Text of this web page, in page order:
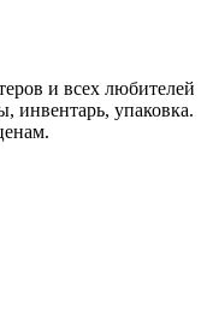
и всех любителей
инвентарь, упаковка.